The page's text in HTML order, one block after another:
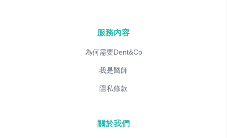
服務內容
為何需要Dent&Co
我是醫師
隱私條款
關於我們